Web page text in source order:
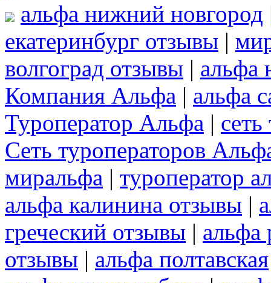
альфа нижний новгород
екатеринбург отзывы |
волгоград отзывы | альфа
Компания Альфа | альфа
Туроператор Альфа |
Сеть туроператоров
миральфа | туроператор
альфа калинина отзывы |
греческий отзывы | альфа
отзывы | альфа полтавская